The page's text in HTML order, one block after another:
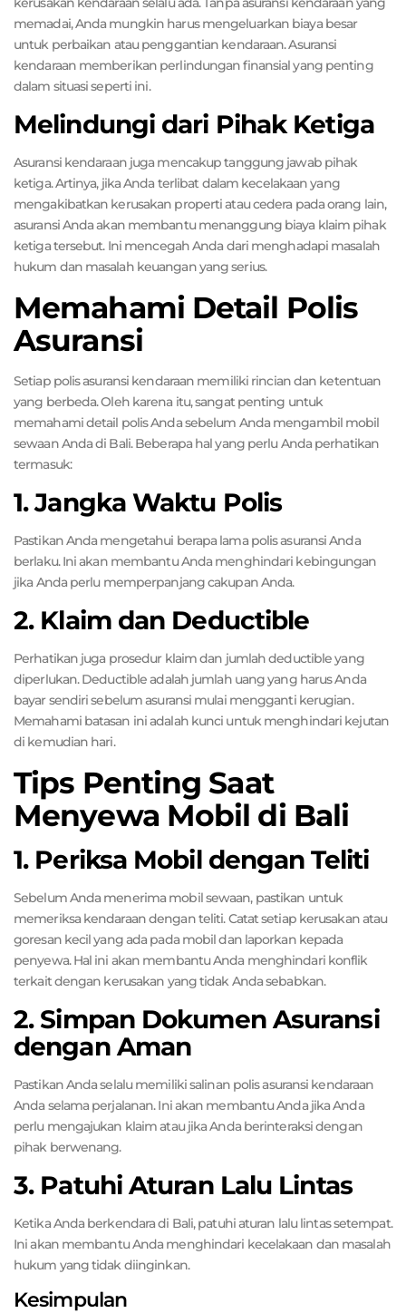
memadai, Anda mungkin harus mengeluarkan biaya besar
untuk perbaikan atau penggantian kendaraan. Asuransi
kendaraan memberikan perlindungan finansial yang penting
dalam situasi seperti ini.
Melindungi dari Pihak Ketiga
Asuransi kendaraan juga mencakup tanggung jawab pihak
ketiga. Artinya, jika Anda terlibat dalam kecelakaan yang
mengakibatkan kerusakan properti atau cedera pada orang lain,
asuransi Anda akan membantu menanggung biaya klaim pihak
ketiga tersebut. Ini mencegah Anda dari menghadapi masalah
hukum dan masalah keuangan yang serius.
Memahami Detail Polis
Asuransi
Setiap polis asuransi kendaraan memiliki rincian dan ketentuan
yang berbeda. Oleh karena itu, sangat penting untuk
memahami detail polis Anda sebelum Anda mengambil mobil
sewaan Anda di Bali. Beberapa hal yang perlu Anda perhatikan
termasuk:
1. Jangka Waktu Polis
Pastikan Anda mengetahui berapa lama polis asuransi Anda
berlaku. Ini akan membantu Anda menghindari kebingungan
jika Anda perlu memperpanjang cakupan Anda.
2. Klaim dan Deductible
Perhatikan juga prosedur klaim dan jumlah deductible yang
diperlukan. Deductible adalah jumlah uang yang harus Anda
bayar sendiri sebelum asuransi mulai mengganti kerugian.
Memahami batasan ini adalah kunci untuk menghindari kejutan
di kemudian hari.
Tips Penting Saat
Menyewa Mobil di Bali
1. Periksa Mobil dengan Teliti
Sebelum Anda menerima mobil sewaan, pastikan untuk
memeriksa kendaraan dengan teliti. Catat setiap kerusakan atau
goresan kecil yang ada pada mobil dan laporkan kepada
penyewa. Hal ini akan membantu Anda menghindari konflik
terkait dengan kerusakan yang tidak Anda sebabkan.
2. Simpan Dokumen Asuransi
dengan Aman
Pastikan Anda selalu memiliki salinan polis asuransi kendaraan
Anda selama perjalanan. Ini akan membantu Anda jika Anda
perlu mengajukan klaim atau jika Anda berinteraksi dengan
pihak berwenang.
3. Patuhi Aturan Lalu Lintas
Ketika Anda berkendara di Bali, patuhi aturan lalu lintas setempat.
Ini akan membantu Anda menghindari kecelakaan dan masalah
hukum yang tidak diinginkan.
Kesimpulan